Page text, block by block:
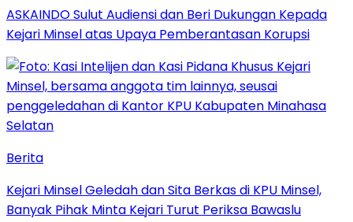
ASKAINDO Sulut Audiensi dan Beri Dukungan Kepada
Kejari Minsel atas Upaya Pemberantasan Korupsi
Berita
Kejari Minsel Geledah dan Sita Berkas di KPU Minsel,
Banyak Pihak Minta Kejari Turut Periksa Bawaslu